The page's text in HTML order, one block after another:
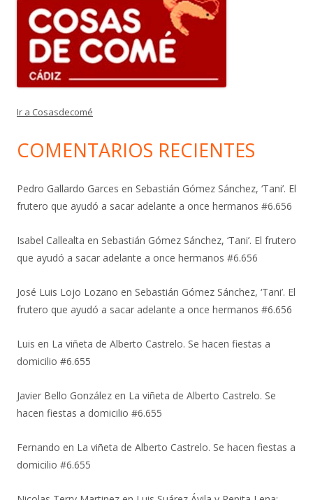
Ir a Cosasdecomé
COMENTARIOS RECIENTES
Pedro Gallardo Garces en Sebastián Gómez Sánchez, ‘Tani’. El
frutero que ayudó a sacar adelante a once hermanos #6.656
Isabel Callealta en Sebastián Gómez Sánchez, ‘Tani’. El frutero
que ayudó a sacar adelante a once hermanos #6.656
José Luis Lojo Lozano en Sebastián Gómez Sánchez, ‘Tani’. El
frutero que ayudó a sacar adelante a once hermanos #6.656
Luis en La viñeta de Alberto Castrelo. Se hacen fiestas a
domicilio #6.655
Javier Bello González en La viñeta de Alberto Castrelo. Se
hacen fiestas a domicilio #6.655
Fernando en La viñeta de Alberto Castrelo. Se hacen fiestas a
domicilio #6.655